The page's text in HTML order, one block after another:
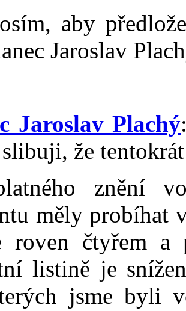
aby
Jaroslav
Jaroslav Plachý
že
znění
měly probíhat
roven čtyřem a
listině je
jsme byli